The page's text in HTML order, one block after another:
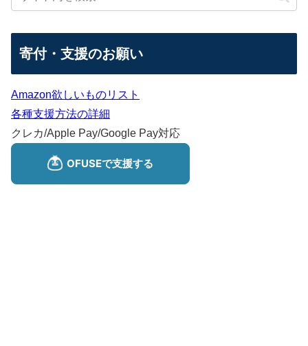
寄付・支援のお願い
Amazon欲しいものリスト
各種支援方法の詳細
クレカ/Apple Pay/Google Pay対応